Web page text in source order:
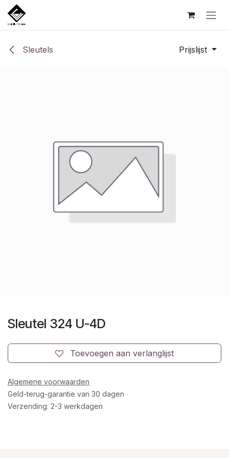
Overslaan naar inhoud
Sleutels Prijslijst
Sleutel 324 U-4D
Toevoegen aan verlanglijst
Algemene voorwaarden
Geld-terug-garantie van 30 dagen
Verzending: 2-3 werkdagen